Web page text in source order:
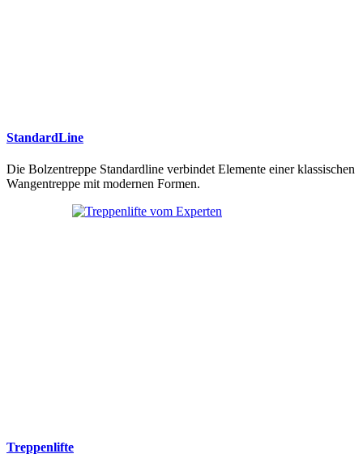
StandardLine
Die Bolzentreppe Standardline verbindet Elemente einer klassischen
Wangentreppe mit modernen Formen.
Treppenlifte